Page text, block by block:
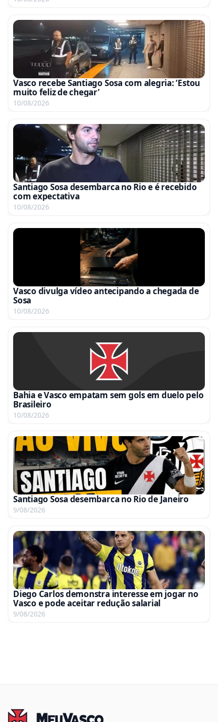
Vasco recebe Santiago Sosa com alegria: ‘Estou
muito feliz de chegar’
10/08/2026
Santiago Sosa desembarca no Rio e é recebido
com expectativa
10/08/2026
Vasco divulga vídeo antecipando a chegada de
Sosa
10/08/2026
Bahia e Vasco empatam sem gols em duelo pelo
Brasileiro
10/08/2026
Santiago Sosa desembarca no Rio de Janeiro
9/08/2026
Diego Carlos demonstra interesse em jogar no
Vasco e pode aceitar redução salarial
9/08/2026